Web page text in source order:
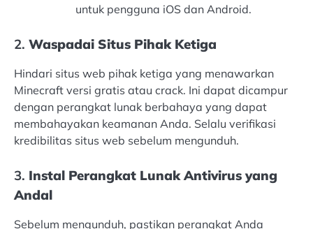
untuk pengguna iOS dan Android.
2. Waspadai Situs Pihak Ketiga
Hindari situs web pihak ketiga yang menawarkan
Minecraft versi gratis atau crack. Ini dapat dicampur
dengan perangkat lunak berbahaya yang dapat
membahayakan keamanan Anda. Selalu verifikasi
kredibilitas situs web sebelum mengunduh.
3. Instal Perangkat Lunak Antivirus yang
Andal
Sebelum mengunduh, pastikan perangkat Anda